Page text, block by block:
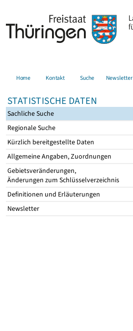
Home Kontakt Suche Newsletter
STATISTISCHE DATEN
Sachliche Suche
Regionale Suche
Kürzlich bereitgestellte Daten
Allgemeine Angaben, Zuordnungen
Gebietsveränderungen,
Änderungen zum Schlüsselverzeichnis
Definitionen und Erläuterungen
Newsletter